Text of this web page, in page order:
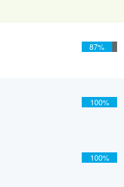
87%
100%
100%